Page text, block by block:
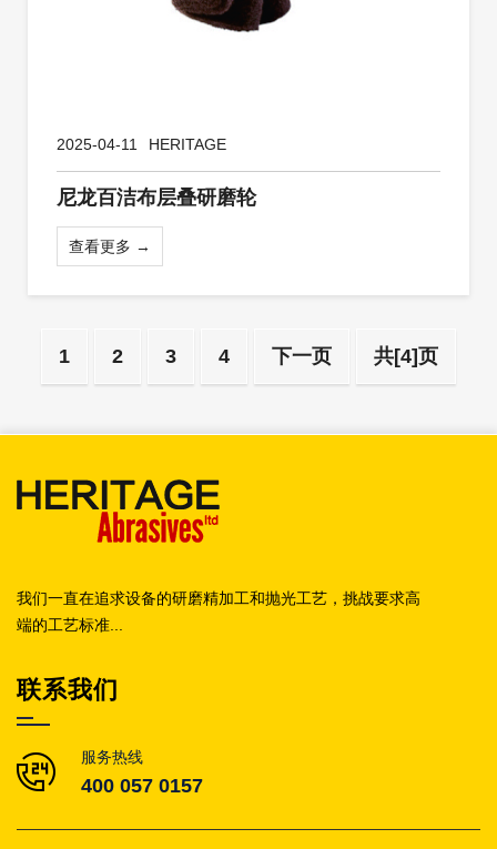
2025-04-11 HERITAGE
尼龙百洁布层叠研磨轮
查看更多 →
1 2 3 4 下一页 共[4]页
我们一直在追求设备的研磨精加工和抛光工艺，挑战要求高
端的工艺标准...
联系我们
服务热线
400 057 0157